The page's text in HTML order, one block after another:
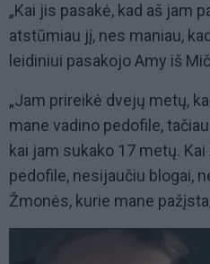
„Kai jis pasakė, kad aš jam
atstūmiau jį, nes maniau,
leidiniui pasakojo Amy iš
„Jam prireikė dvejų metų,
mane vadino pedofile,
kai jam sukako 17 metų.
pedofile, nesijaučiu blogai,
Žmonės, kurie mane